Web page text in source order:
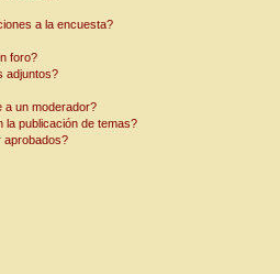
a la encuesta?
foro?
adjuntos?
a un moderador?
la publicación de temas?
aprobados?